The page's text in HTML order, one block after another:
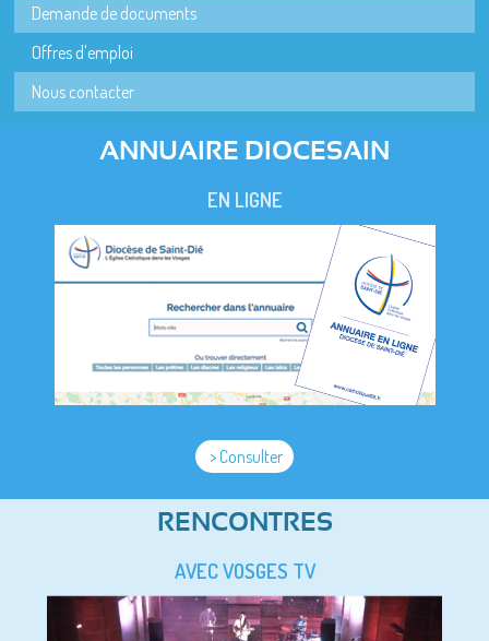
Demande de documents
Offres d'emploi
Nous contacter
ANNUAIRE DIOCESAIN
EN LIGNE
> Consulter
RENCONTRES
AVEC VOSGES TV